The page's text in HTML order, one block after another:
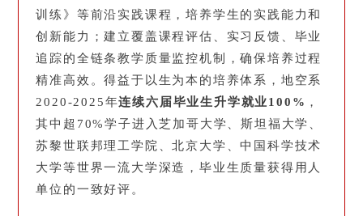
训练》等前沿实践课程，培养学生的实践能力和
创新能力；建立覆盖课程评估、实习反馈、毕业
追踪的全链条教学质量监控机制，确保培养过程
精准高效。得益于以生为本的培养体系，地空系
2020-2025年连续六届毕业生升学就业100% ，
其中超70%学子进入芝加哥大学、斯坦福大学、
苏黎世联邦理工学院、北京大学、中国科学技术
大学等世界一流大学深造，毕业生质量获得用人
单位的一致好评。